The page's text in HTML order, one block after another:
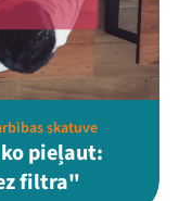
skatuve
pieļaut:
filtra"